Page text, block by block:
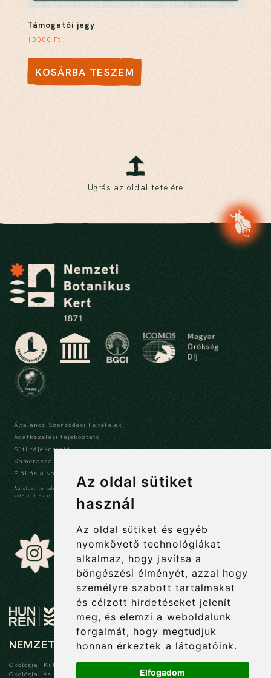
Az oldal sütiket
használ
Az oldal sütiket és egyéb
nyomkövető technológiákat
alkalmaz, hogy javítsa a
böngészési élményét, azzal hogy
személyre szabott tartalmakat
és célzott hirdetéseket jelenít
meg, és elemzi a weboldalunk
forgalmát, hogy megtudjuk
honnan érkeztek a látogatóink.
Elfogadom
Támogatói jegy
10000 Ft
KOSÁRBA TESZEM
Ugrás az oldal tetejére
Általános Szerződési Feltételek
Adatkezelési tájékoztató
Süti tájékoztató
Kameraszabályzat és tájékoztató
Elállás a vásárlástól
Az oldal tartalma szerzői jogi védelem alatt áll, a tartalmak idézése során a forrás,
valamint az ott megjelölt szerző megnevezése kötelező -
NEMZETI BOTANIKUS KERT
Ökológiai Kutatóközpont
Ökológiai és Botanikai Intézet